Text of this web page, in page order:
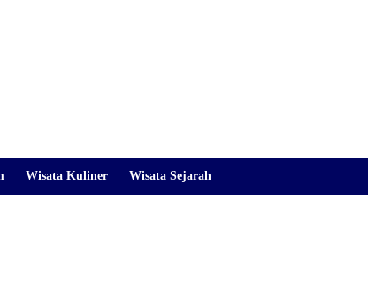
Wisata Kuliner Wisata Sejarah